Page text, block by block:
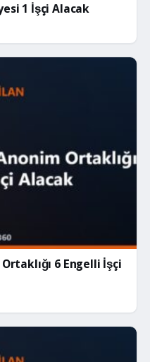
1 İşçi Alacak
6 Engelli İşçi